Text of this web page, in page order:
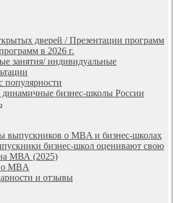
дверей / Презентации программ
в 2026 г.
занятия/ индивидуальные
популярности
бизнес-школы России
выпускников о MBA и бизнес-школах
бизнес-школ оценивают свою
МВА (2025)
MBA
и отзывы